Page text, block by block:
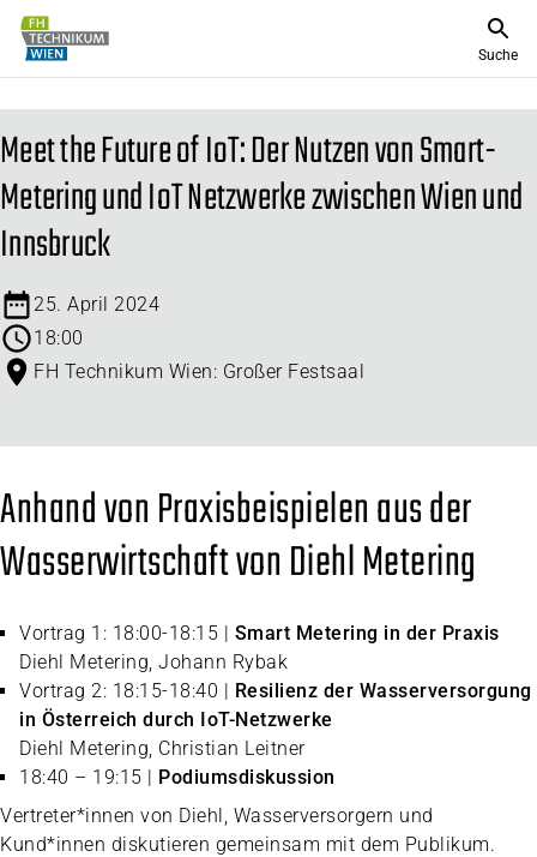
Suche
Meet the Future of IoT: Der Nutzen von Smart-
Metering und IoT Netzwerke zwischen Wien und
Innsbruck
25. April 2024
18:00
FH Technikum Wien: Großer Festsaal
Anhand von Praxisbeispielen aus der
Wasserwirtschaft von Diehl Metering
Vortrag 1: 18:00-18:15 | Smart Metering in der Praxis
Diehl Metering, Johann Rybak
Vortrag 2: 18:15-18:40 | Resilienz der Wasserversorgung
in Österreich durch IoT-Netzwerke
Diehl Metering, Christian Leitner
18:40 – 19:15 | Podiumsdiskussion
Vertreter*innen von Diehl, Wasserversorgern und
Kund*innen diskutieren gemeinsam mit dem Publikum.